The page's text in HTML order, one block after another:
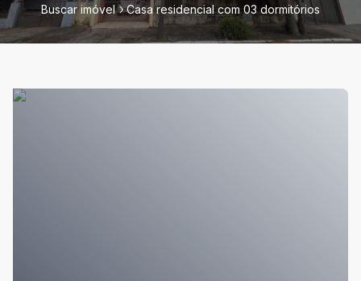
Buscar imóvel Casa residencial com 03 dormitórios